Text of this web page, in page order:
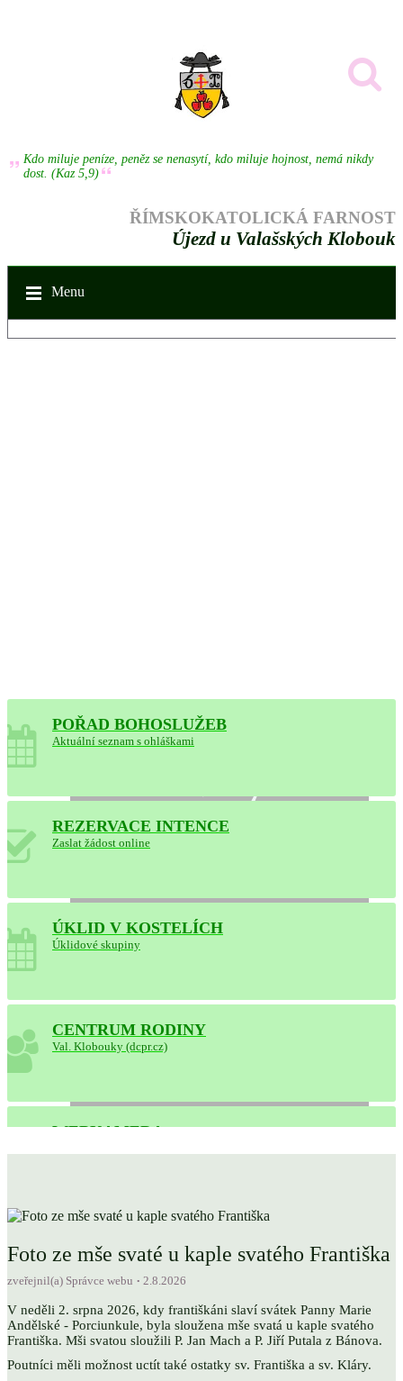
Kdo miluje peníze, peněz se nenasytí, kdo miluje hojnost, nemá nikdy
dost. (Kaz 5,9)
ŘÍMSKOKATOLICKÁ FARNOST
Újezd u Valašských Klobouk
Menu
Byla spuštěna elektronická
rezervace na 2. pololetí
Rezervace intencí od
118 donátorů!
POŘAD BOHOSLUŽEB
Aktuální seznam s ohláškami
REZERVACE INTENCE
Zaslat žádost online
ÚKLID V KOSTELÍCH
Úklidové skupiny
CENTRUM RODINY
Val. Klobouky (dcpr.cz)
WEBKAMERA
Přenosy a videa
DUCHOVNÍ FORMACE
Foto ze mše svaté u kaple svatého Františka
zveřejnil(a) Správce webu 2.8.2026
V neděli 2. srpna 2026, kdy františkáni slaví svátek Panny Marie
Andělské - Porciunkule, byla sloužena mše svatá u kaple svatého
Františka. Mši svatou sloužili P. Jan Mach a P. Jiří Putala z Bánova.
Poutníci měli možnost uctít také ostatky sv. Františka a sv. Kláry.